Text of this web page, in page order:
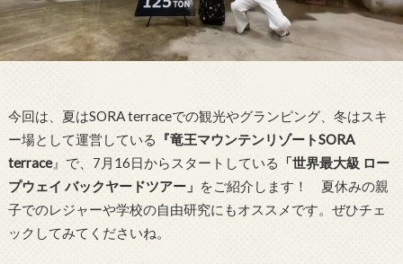
今回は、夏はSORA terraceでの観光やグランピング、冬はスキ
ー場として運営している
『竜王マウンテンリゾートSORA
terrace』で、7月16日からスタートしている
「世界最大級 ロー
プウェイ バックヤードツアー」 をご紹介します！ 夏休みの親
子でのレジャーや学校の自由研究にもオススメです。ぜひチェ
ックしてみてくださいね。